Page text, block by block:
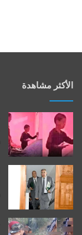
الأكثر مشاهدة